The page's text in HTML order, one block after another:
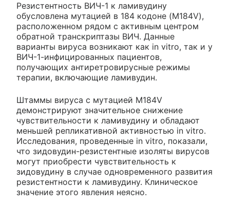
Резистентность ВИЧ-1 к ламивудину
обусловлена мутацией в 184 кодоне (M184V),
расположенном рядом с активным центром
обратной транскриптазы ВИЧ. Данные
варианты вируса возникают как in vitro, так и у
ВИЧ-1-инфицированных пациентов,
получающих антиретровирусные режимы
терапии, включающие ламивудин.
Штаммы вируса с мутацией M184V
демонстрируют значительное снижение
чувствительности к ламивудину и обладают
меньшей репликативной активностью in vitro.
Исследования, проведенные in vitro, показали,
что зидовудин-резистентные изоляты вирусов
могут приобрести чувствительность к
зидовудину в случае одновременного развития
резистентности к ламивудину. Клиническое
значение этого явления неясно.